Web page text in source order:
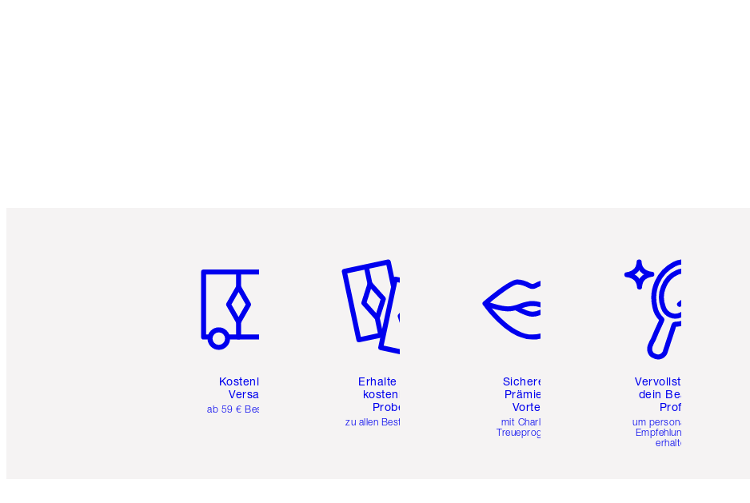
Kostenloser
Versand
ab 59 € Bestellwert
Erhalte zwei
kostenlose
Proben
zu allen Bestellungen
Sichere dir
Prämien &
Vorteile
mit Charlottes
Treueprogramm
Vervollständige
dein Beauty-
Profil
um personalisierte
Empfehlungen zu
erhalten